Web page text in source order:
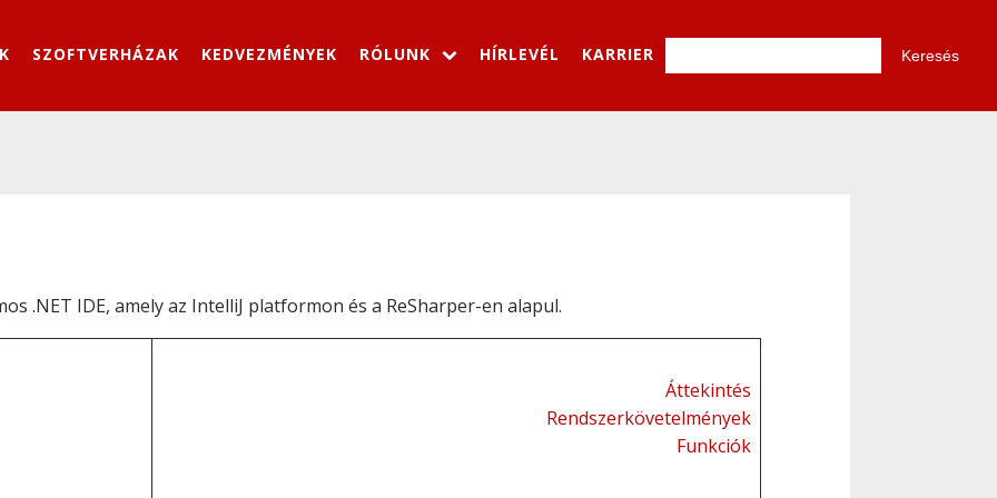
SZOFTVERHÁZAK KEDVEZMÉNYEK RÓLUNK HÍRLEVÉL KARRIER
.NET IDE, amely az IntelliJ platformon és a ReSharper-en alapul.
Áttekintés
Rendszerkövetelmények
Funkciók